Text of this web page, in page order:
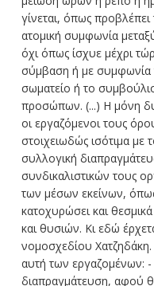
γίνεται, όπως
ατομική συμφωνία
όχι όπως ίσχυε μέχρι
σύμβαση ή με συμφωνία
σωματείο ή το
προσώπων. (...) Η μόνη
οι εργαζόμενοι τους
στοιχειωδώς ισότιμα με
συλλογική
συνδικαλιστικών τους
των μέσων εκείνων,
κατοχυρώσει και
και θυσιών. Κι εδώ
νομοσχεδίου Χατζηδάκη.
αυτή των εργαζομένων: -
διαπραγμάτευση, αφού